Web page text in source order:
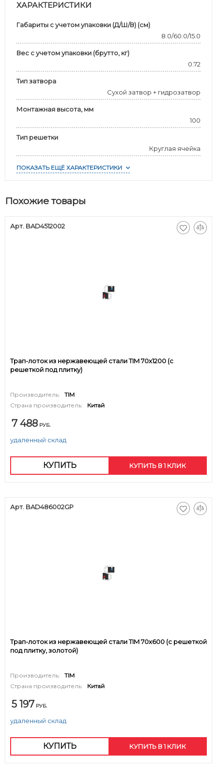
ХАРАКТЕРИСТИКИ
Габариты с учетом упаковки (Д/Ш/В) (см)
8.0/60.0/15.0
Вес с учетом упаковки (брутто, кг)
0.72
Тип затвора
Сухой затвор + гидрозатвор
Монтажная высота, мм
100
Тип решетки
Круглая ячейка
ПОКАЗАТЬ ЕЩЁ ХАРАКТЕРИСТИКИ
Похожие товары
Арт. BAD4512002
Трап-лоток из нержавеющей стали TIM 70х1200 (c
решеткой под плитку)
Производитель:
TIM
Страна производитель:
Китай
7 488 РУБ.
удаленный склад
КУПИТЬ КУПИТЬ В 1 КЛИК
Арт. BAD486002GP
Трап-лоток из нержавеющей стали TIM 70х600 (c решеткой
под плитку, золотой)
Производитель:
TIM
Страна производитель:
Китай
5 197 РУБ.
удаленный склад
КУПИТЬ КУПИТЬ В 1 КЛИК